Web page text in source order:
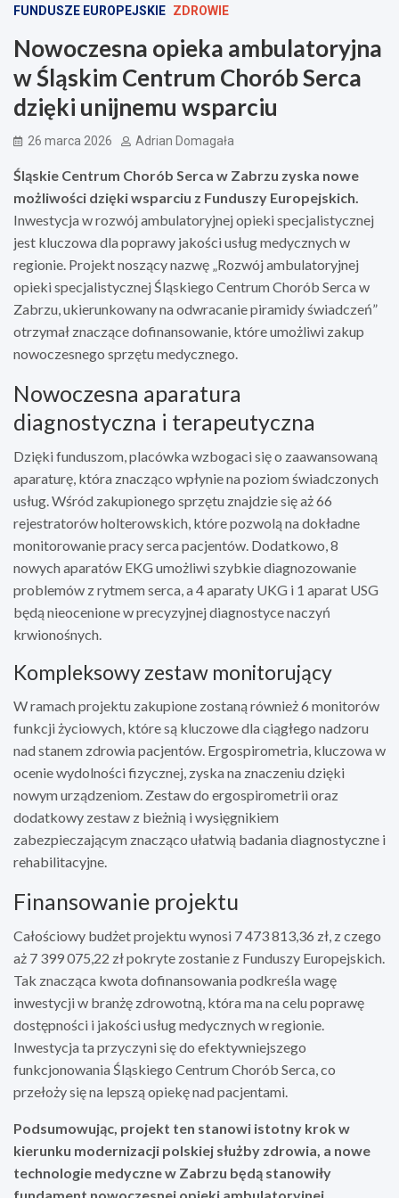
FUNDUSZE EUROPEJSKIE ZDROWIE
Nowoczesna opieka ambulatoryjna
w Śląskim Centrum Chorób Serca
dzięki unijnemu wsparciu
26 marca 2026 Adrian Domagała
Śląskie Centrum Chorób Serca w Zabrzu zyska nowe
możliwości dzięki wsparciu z Funduszy Europejskich.
Inwestycja w rozwój ambulatoryjnej opieki specjalistycznej
jest kluczowa dla poprawy jakości usług medycznych w
regionie. Projekt noszący nazwę „Rozwój ambulatoryjnej
opieki specjalistycznej Śląskiego Centrum Chorób Serca w
Zabrzu, ukierunkowany na odwracanie piramidy świadczeń”
otrzymał znaczące dofinansowanie, które umożliwi zakup
nowoczesnego sprzętu medycznego.
Nowoczesna aparatura
diagnostyczna i terapeutyczna
Dzięki funduszom, placówka wzbogaci się o zaawansowaną
aparaturę, która znacząco wpłynie na poziom świadczonych
usług. Wśród zakupionego sprzętu znajdzie się aż 66
rejestratorów holterowskich, które pozwolą na dokładne
monitorowanie pracy serca pacjentów. Dodatkowo, 8
nowych aparatów EKG umożliwi szybkie diagnozowanie
problemów z rytmem serca, a 4 aparaty UKG i 1 aparat USG
będą nieocenione w precyzyjnej diagnostyce naczyń
krwionośnych.
Kompleksowy zestaw monitorujący
W ramach projektu zakupione zostaną również 6 monitorów
funkcji życiowych, które są kluczowe dla ciągłego nadzoru
nad stanem zdrowia pacjentów. Ergospirometria, kluczowa w
ocenie wydolności fizycznej, zyska na znaczeniu dzięki
nowym urządzeniom. Zestaw do ergospirometrii oraz
dodatkowy zestaw z bieżnią i wysięgnikiem
zabezpieczającym znacząco ułatwią badania diagnostyczne i
rehabilitacyjne.
Finansowanie projektu
Całościowy budżet projektu wynosi 7 473 813,36 zł, z czego
aż 7 399 075,22 zł pokryte zostanie z Funduszy Europejskich.
Tak znacząca kwota dofinansowania podkreśla wagę
inwestycji w branżę zdrowotną, która ma na celu poprawę
dostępności i jakości usług medycznych w regionie.
Inwestycja ta przyczyni się do efektywniejszego
funkcjonowania Śląskiego Centrum Chorób Serca, co
przełoży się na lepszą opiekę nad pacjentami.
Podsumowując, projekt ten stanowi istotny krok w
kierunku modernizacji polskiej służby zdrowia, a nowe
technologie medyczne w Zabrzu będą stanowiły